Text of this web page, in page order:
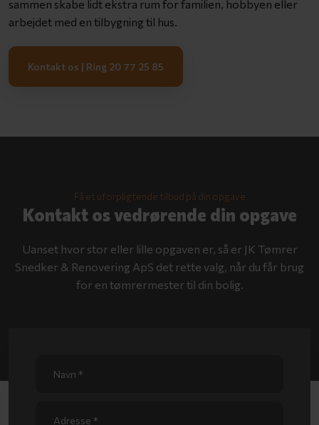
sammen skabe lidt ekstra rum for familien, hobbyen eller
arbejdet med en tilbygning til hus.
Kontakt os | Ring 20 77 25 85
Få et uforpligtende tilbud på din opgave​
Kontakt os vedrørende din opgave
Uanset hvor stor eller lille opgaven er, så er JK Tømrer
Snedker & Renovering ApS det rette valg, når du får brug
for en tømrermester til din bolig.​